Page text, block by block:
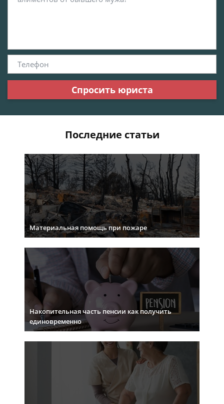
Спросить юриста
Последние статьи
Материальная помощь при пожаре
Накопительная часть пенсии как получить
единовременно